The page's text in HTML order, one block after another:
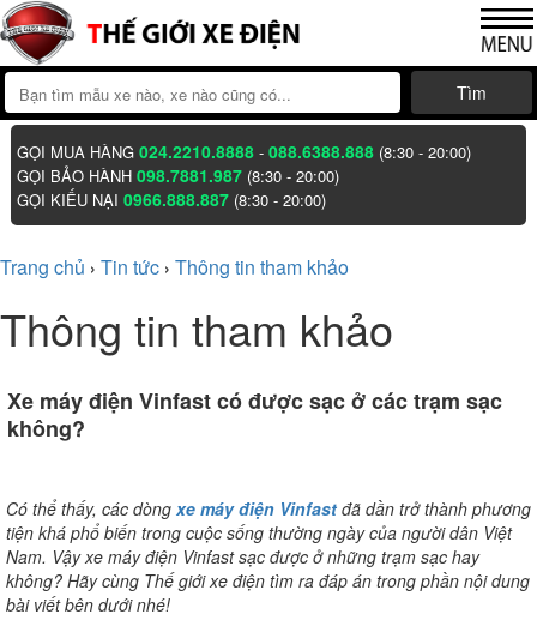
Tìm
GỌI MUA HÀNG024.2210.8888 -088.6388.888 (8:30 - 20:00)
GỌI BẢO HÀNH098.7881.987 (8:30 - 20:00)
GỌI KIẾU NẠI0966.888.887 (8:30 - 20:00)
Trang chủ › Tin tức › Thông tin tham khảo
Thông tin tham khảo
Xe máy điện Vinfast có được sạc ở các trạm sạc
không?
Có thể thấy, các dòng xe máy điện Vinfast đã dần trở thành phương
tiện khá phổ biến trong cuộc sống thường ngày của người dân Việt
Nam. Vậy xe máy điện Vinfast sạc được ở những trạm sạc hay
không? Hãy cùng Thế giới xe điện tìm ra đáp án trong phần nội dung
bài viết bên dưới nhé!